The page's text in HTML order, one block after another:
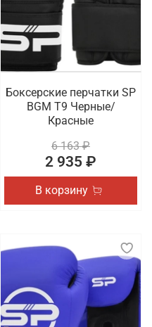
Боксерские перчатки SP
BGM T9 Черные/
Красные
6 163 ₽
2 935 ₽
В корзину